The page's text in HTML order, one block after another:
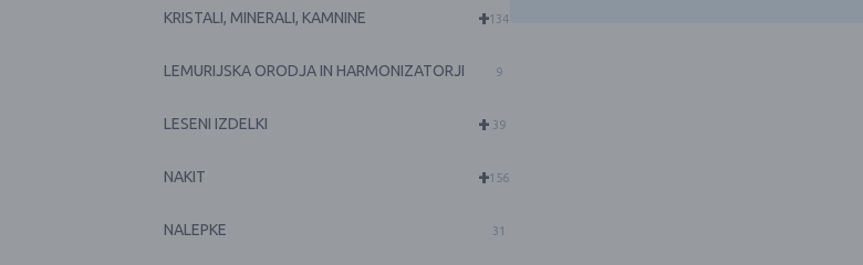
+
KRISTALI, MINERALI, KAMNINE 134
LEMURIJSKA ORODJA IN HARMONIZATORJI 9
+
LESENI IZDELKI 39
+
NAKIT 156
NALEPKE 31